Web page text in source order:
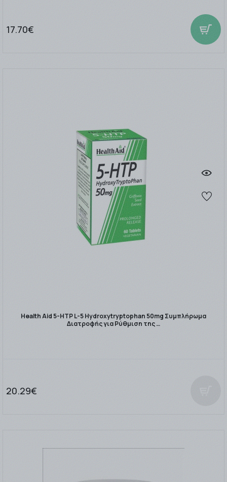
17.70€
Health Aid 5-HTP L-5 Hydroxytryptophan 50mg Συμπλήρωμα
Διατροφής για Ρύθμιση της …
20.29€